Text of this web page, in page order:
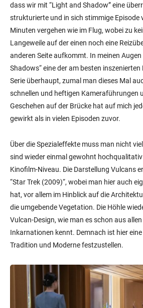
dass wir mit “Light and Shadow” eine
strukturierte und in sich stimmige Episode
Minuten vergehen wie im Flug, wobei zu
Langeweile auf der einen noch eine
anderen Seite aufkommt. In meinen Augen
Shadows“ eine der am besten
Serie überhaupt, zumal man dieses Mal
schnellen und heftigen Kameraführungen
Geschehen auf der Brücke hat auf mich
gewirkt als in vielen Episoden zuvor.
Über die Spezialeffekte muss man nicht
sind wieder einmal gewohnt
Kinofilm-Niveau. Die Darstellung Vulcans
“Star Trek (2009)“, wobei man hier auch
hat, vor allem im Hinblick auf die
die umgebende Vegetation. Die Höhle
Vulcan-Design, wie man es schon aus allen
Inkarnationen kennt. Demnach ist hier
Tradition und Moderne festzustellen.